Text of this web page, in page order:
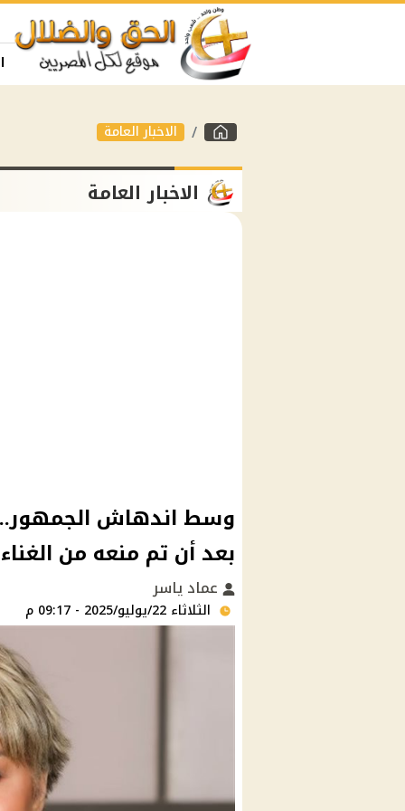
الاخبار العامة
الاخبار العامة
وسط اندهاش الجمهور..
بعد أن تم منعه من
عماد ياسر
الثلاثاء 22/يوليو/2025 - 09:17 م